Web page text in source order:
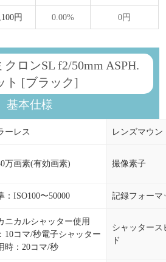
円 0.00% 0円
ロンSL f2/50mm ASPH.
ト [ブラック]
基本仕様
ーレス レンズマウン
万画素(有効画素) 撮像素子
：ISO100〜50000 記録フォーマ
ニカルシャッター使用
10コマ/秒電子シャッター
時：20コマ/秒
シャッタース
ド